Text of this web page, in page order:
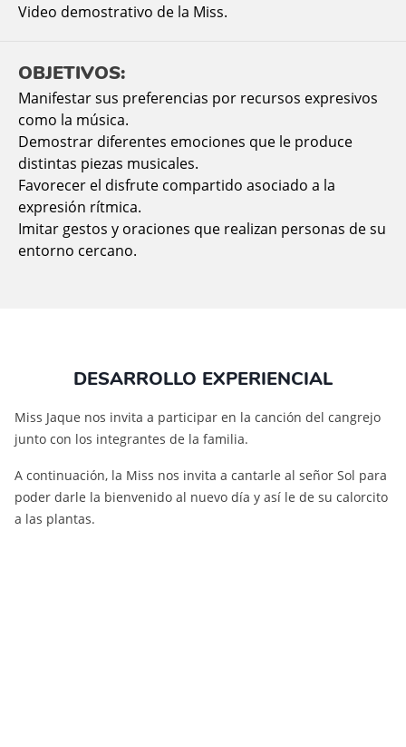
Video demostrativo de la Miss.
OBJETIVOS:
Manifestar sus preferencias por recursos expresivos
como la música.
Demostrar diferentes emociones que le produce
distintas piezas musicales.
Favorecer el disfrute compartido asociado a la
expresión rítmica.
Imitar gestos y oraciones que realizan personas de su
entorno cercano.
DESARROLLO EXPERIENCIAL
Miss Jaque nos invita a participar en la canción del cangrejo
junto con los integrantes de la familia.
A continuación, la Miss nos invita a cantarle al señor Sol para
poder darle la bienvenido al nuevo día y así le de su calorcito
a las plantas.